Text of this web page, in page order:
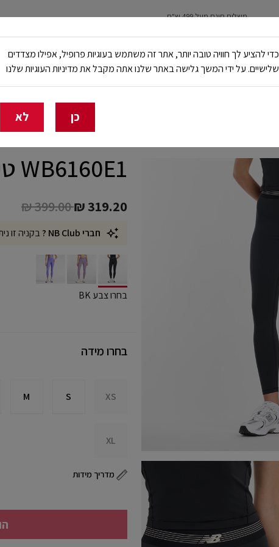
משלוח חינם מעל 499 ש"ח
נשים ילדים ריצה עבודה ובטיחות NB Club
🔥 20% הנחה על כל הביגוד באתר ובחנויות - לזמן מוגבל
WB6160E1 טייץ ארוך
Price reduced from
₪ 399.00to
₪ 319.20
חברי NB Club ? בקניה זו
selected
בחרו צבע BK
בחרו מידה
XS
S
M
XL
מדריך מידות
כדי להציע לך חוויה טובה יותר, אתר זה משתמש בעוגיות פרופיל, אפילו מצדדים
שלישיים. על ידי המשך גלישה באתר שלנו אתה מקבל את מדיניות העוגיות שלנו
כן לא